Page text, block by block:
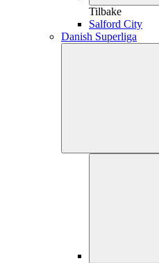
Tilbake
Salford City
Danish Superliga